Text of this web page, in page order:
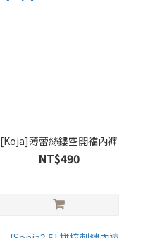
[Koja]薄蕾絲鏤空開襠內褲
NT$490